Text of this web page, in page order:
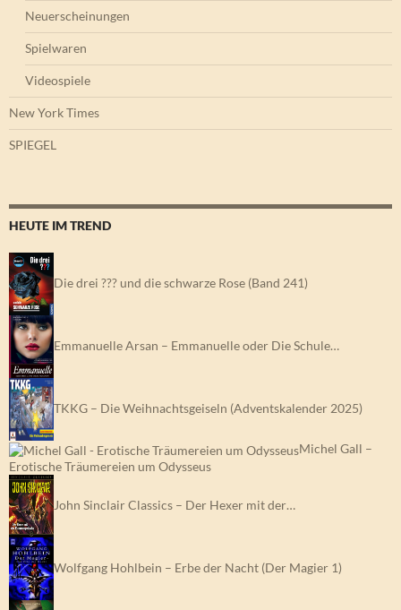
Neuerscheinungen
Spielwaren
Videospiele
New York Times
SPIEGEL
HEUTE IM TREND
Die drei ??? und die schwarze Rose (Band 241)
Emmanuelle Arsan – Emmanuelle oder Die Schule…
TKKG – Die Weihnachtsgeiseln (Adventskalender 2025)
Michel Gall –
Erotische Träumereien um Odysseus
John Sinclair Classics – Der Hexer mit der…
Wolfgang Hohlbein – Erbe der Nacht (Der Magier 1)